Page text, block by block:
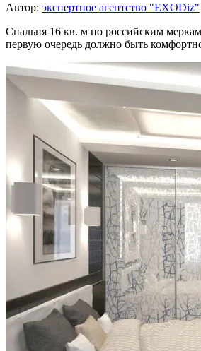
Автор: экспертное агентство "EXODiz"
Спальня 16 кв. м по российским
первую очередь должно быть